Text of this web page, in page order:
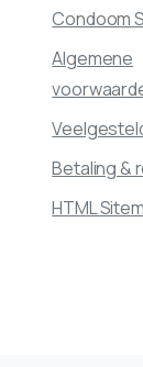
Condoom
Algemene
Betaling &
HTML